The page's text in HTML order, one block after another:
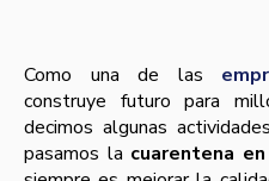
Como una de las
construye futuro para
decimos algunas
pasamos la cuarentena